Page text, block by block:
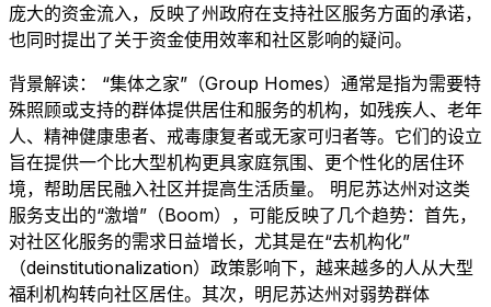
庞大的资金流入，反映了州政府在支持社区服务方面的承诺，
也同时提出了关于资金使用效率和社区影响的疑问。
背景解读： “集体之家”（Group Homes）通常是指为需要特
殊照顾或支持的群体提供居住和服务的机构，如残疾人、老年
人、精神健康患者、戒毒康复者或无家可归者等。它们的设立
旨在提供一个比大型机构更具家庭氛围、更个性化的居住环
境，帮助居民融入社区并提高生活质量。 明尼苏达州对这类
服务支出的“激增”（Boom），可能反映了几个趋势：首先，
对社区化服务的需求日益增长，尤其是在“去机构化”
（deinstitutionalization）政策影响下，越来越多的人从大型
福利机构转向社区居住。其次，明尼苏达州对弱势群体